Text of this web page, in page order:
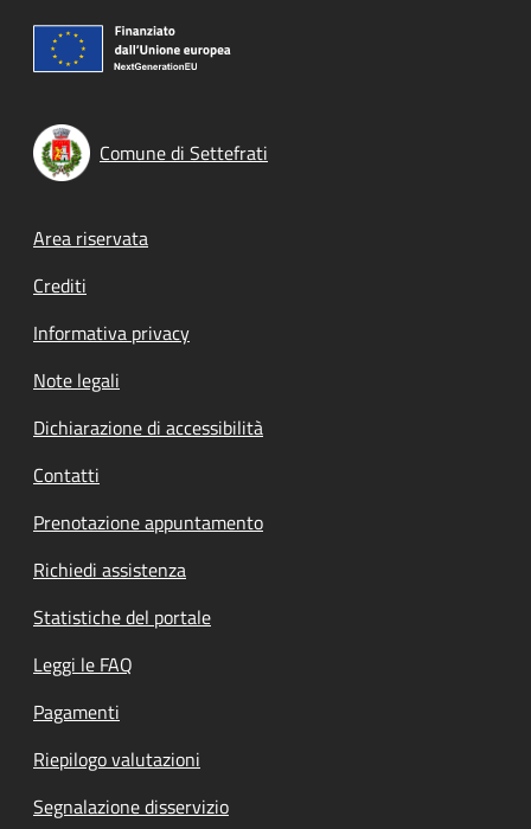
Comune di Settefrati
Footer menu
Area riservata
Crediti
Informativa privacy
Note legali
Dichiarazione di accessibilità
Contatti
Prenotazione appuntamento
Richiedi assistenza
Statistiche del portale
Leggi le FAQ
Pagamenti
Riepilogo valutazioni
Segnalazione disservizio